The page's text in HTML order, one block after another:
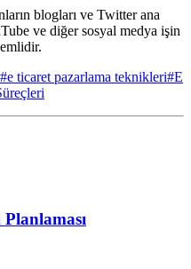
blogları ve Twitter ana
ve diğer sosyal medya işin
#e ticaret pazarlama teknikleri#E